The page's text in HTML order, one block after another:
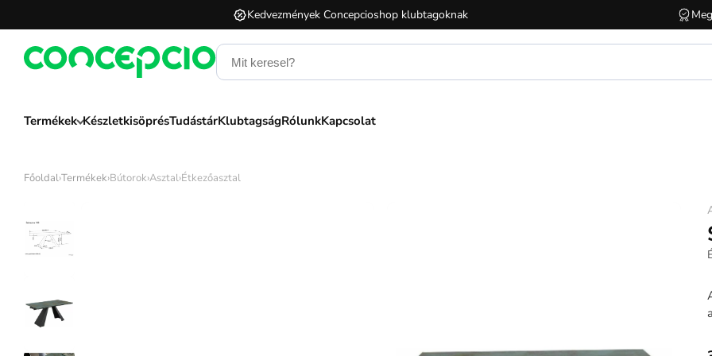
Kedvezmények Concepcioshop klubtagoknak
Termékek KészletkisöprésTudástárKlubtagságRólunkKapcsolat
Főoldal›Termékek›Bútorok›Asztal›Étkezőasztal